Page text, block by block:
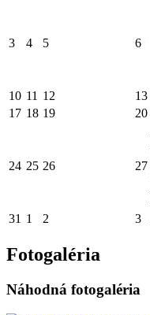
3 4 5 6
10 11 12 13
17 18 19 20
24 25 26 27
31 1 2 3
Fotogaléria
Náhodná fotogaléria